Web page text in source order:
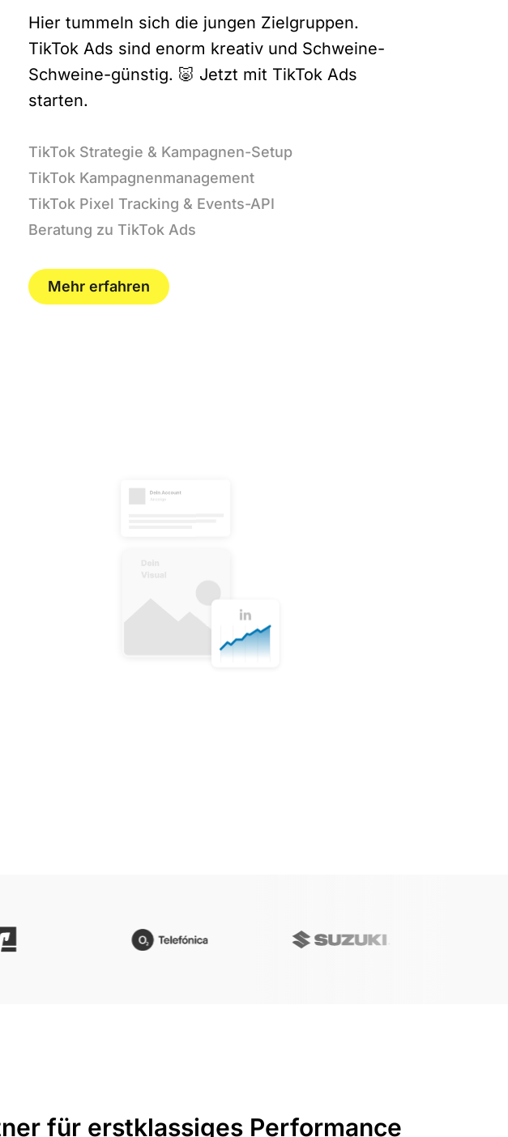
Hier tummeln sich die jungen Zielgruppen.
TikTok Ads sind enorm kreativ und Schweine-
Schweine-günstig. 🐷 Jetzt mit TikTok Ads
starten.
TikTok Strategie & Kampagnen-Setup
TikTok Kampagnenmanagement
TikTok Pixel Tracking & Events-API
Beratung zu TikTok Ads
Mehr erfahren
für erstklassiges Performance